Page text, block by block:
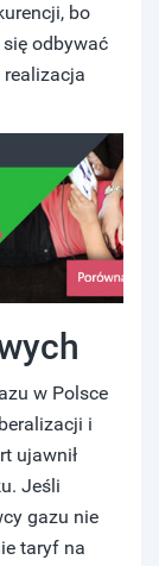
bo
odbywać
w Polsce
i
ujawnił
Jeśli
gazu nie
taryf na